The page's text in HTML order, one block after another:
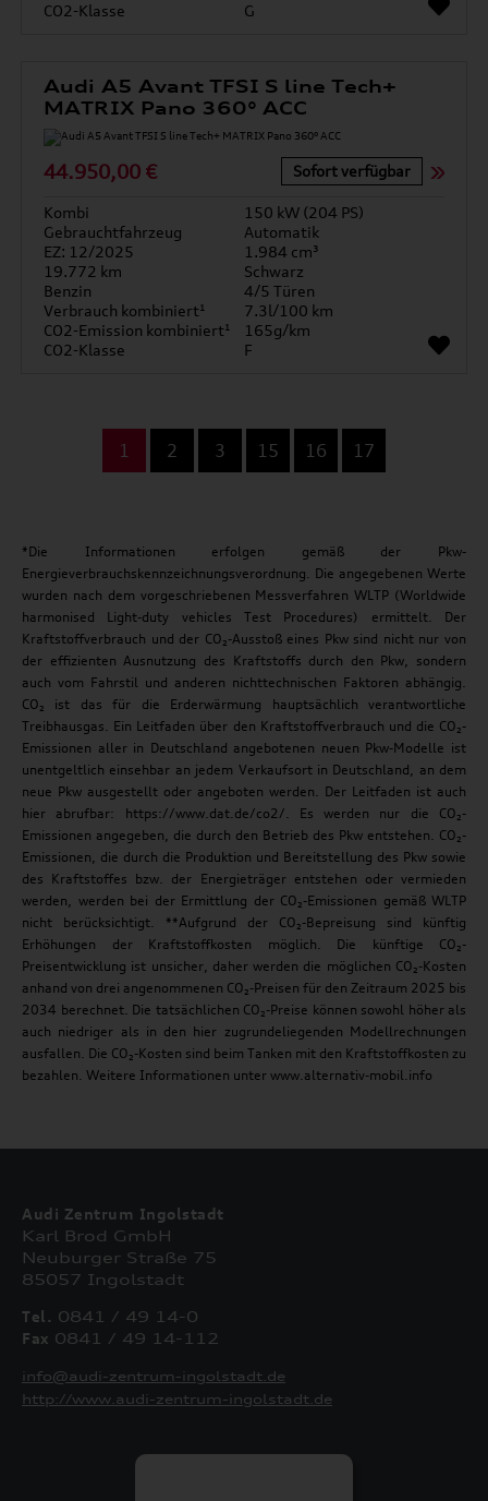
CO2-Klasse G
Audi A5 Avant TFSI S line Tech+
MATRIX Pano 360° ACC
44.950,00 € Sofort verfügbar
Kombi
150 kW (204 PS)
Gebrauchtfahrzeug
Automatik
EZ: 12/2025
1.984 cm³
19.772 km
Schwarz
Benzin
4/5 Türen
Verbrauch kombiniert¹
7.3l/100 km
CO2-Emission kombiniert¹
165g/km
CO2-Klasse
F
1 2 3 15 16 17
*Die Informationen erfolgen gemäß der Pkw-
Energieverbrauchskennzeichnungsverordnung. Die angegebenen Werte
wurden nach dem vorgeschriebenen Messverfahren WLTP (Worldwide
harmonised Light-duty vehicles Test Procedures) ermittelt. Der
Kraftstoffverbrauch und der CO₂-Ausstoß eines Pkw sind nicht nur von
der effizienten Ausnutzung des Kraftstoffs durch den Pkw, sondern
auch vom Fahrstil und anderen nichttechnischen Faktoren abhängig.
CO₂ ist das für die Erderwärmung hauptsächlich verantwortliche
Treibhausgas. Ein Leitfaden über den Kraftstoffverbrauch und die CO₂-
Emissionen aller in Deutschland angebotenen neuen Pkw-Modelle ist
unentgeltlich einsehbar an jedem Verkaufsort in Deutschland, an dem
neue Pkw ausgestellt oder angeboten werden. Der Leitfaden ist auch
hier abrufbar: https://www.dat.de/co2/. Es werden nur die CO₂-
Emissionen angegeben, die durch den Betrieb des Pkw entstehen. CO₂-
Emissionen, die durch die Produktion und Bereitstellung des Pkw sowie
des Kraftstoffes bzw. der Energieträger entstehen oder vermieden
werden, werden bei der Ermittlung der CO₂-Emissionen gemäß WLTP
nicht berücksichtigt. **Aufgrund der CO₂-Bepreisung sind künftig
Erhöhungen der Kraftstoffkosten möglich. Die künftige CO₂-
Preisentwicklung ist unsicher, daher werden die möglichen CO₂-Kosten
anhand von drei angenommenen CO₂-Preisen für den Zeitraum 2025 bis
2034 berechnet. Die tatsächlichen CO₂-Preise können sowohl höher als
auch niedriger als in den hier zugrundeliegenden Modellrechnungen
ausfallen. Die CO₂-Kosten sind beim Tanken mit den Kraftstoffkosten zu
bezahlen. Weitere Informationen unter www.alternativ-mobil.info
Audi Zentrum Ingolstadt
Karl Brod GmbH
Neuburger Straße 75
85057 Ingolstadt
Tel. 0841 / 49 14-0
Fax 0841 / 49 14-112
info@audi-zentrum-ingolstadt.de
http://www.audi-zentrum-ingolstadt.de